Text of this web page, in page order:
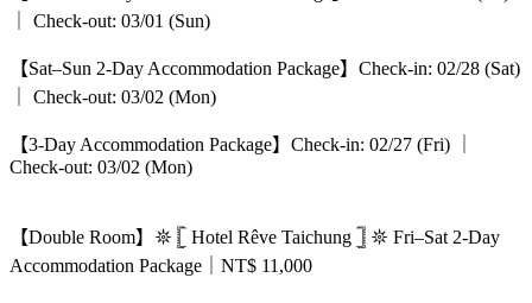
｜ Check-out: 03/01 (Sun)
【Sat–Sun 2-Day Accommodation Package】Check-in: 02/28 (Sat)
｜ Check-out: 03/02 (Mon)
【3-Day Accommodation Package】Check-in: 02/27 (Fri) ｜
Check-out: 03/02 (Mon)
【Double Room】𖤓 𓊈 Hotel Rêve Taichung 𓊉 𖤓 Fri–Sat 2-Day
Accommodation Package｜NT$ 11,000